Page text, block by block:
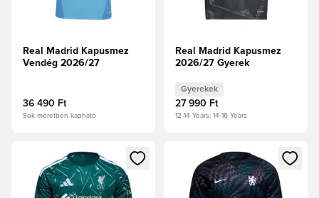
Real Madrid Kapusmez
Vendég 2026/27
36 490 Ft
Sok méretben kapható
Real Madrid Kapusmez
2026/27 Gyerek
Gyerekek
27 990 Ft
12-14 Years, 14-16 Years
Megnyit egy modált a bejelentkezéshez vagy a tagként
Megnyit egy modált a